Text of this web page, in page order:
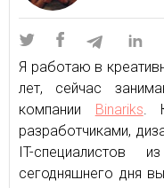
Я работаю в
лет, сейчас
компании Binariks.
разработчиками,
IT-специалистов
сегодняшнего дня